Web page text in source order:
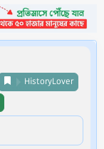
HistoryLover